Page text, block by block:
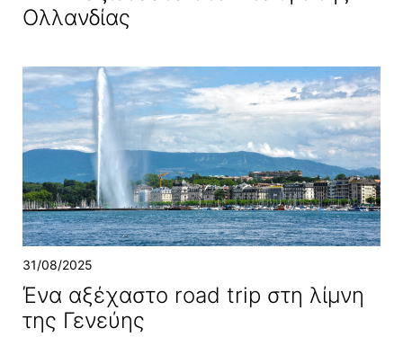
Ολλανδίας
31/08/2025
Ένα αξέχαστο road trip στη λίμνη
της Γενεύης